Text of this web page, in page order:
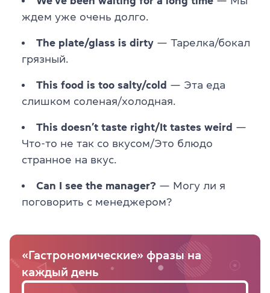
ждем уже очень долго.
The plate/glass is dirty — Тарелка/бокал
грязный.
This food is too salty/cold — Эта еда
слишком соленая/холодная.
This doesn’t taste right/It tastes weird —
Что-то не так со вкусом/Это блюдо
странное на вкус.
Can I see the manager? — Могу ли я
поговорить с менеджером?
«Гастрономические» фразы на
каждый день